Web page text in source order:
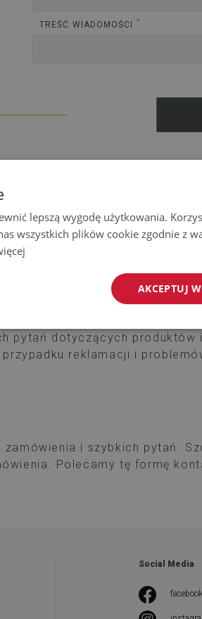
TREŚĆ WIADOMOŚCI *
w przypadku
z korespondencji e-mail, w
pytań dotyczących
reklamacji i
i szybkich pytań.
Polecamy tę formę
Social Media
facebook
lepszą wygodę użytkowania.
wszystkich plików cookie zgodnie z
AKCEPTUJ